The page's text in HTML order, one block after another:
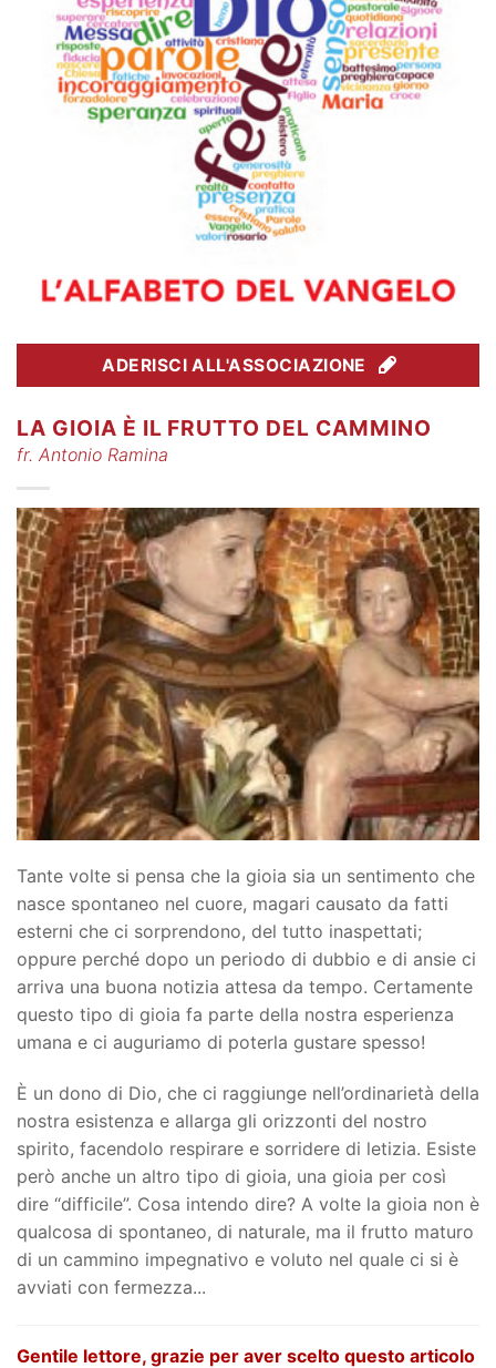
ADERISCI ALL'ASSOCIAZIONE
LA GIOIA È IL FRUTTO DEL CAMMINO
fr. Antonio Ramina
Tante volte si pensa che la gioia sia un sentimento che
nasce spontaneo nel cuore, magari causato da fatti
esterni che ci sorprendono, del tutto inaspettati;
oppure perché dopo un periodo di dubbio e di ansie ci
arriva una buona notizia attesa da tempo. Certamente
questo tipo di gioia fa parte della nostra esperienza
umana e ci auguriamo di poterla gustare spesso!
È un dono di Dio, che ci raggiunge nell’ordinarietà della
nostra esistenza e allarga gli orizzonti del nostro
spirito, facendolo respirare e sorridere di letizia. Esiste
però anche un altro tipo di gioia, una gioia per così
dire “difficile”. Cosa intendo dire? A volte la gioia non è
qualcosa di spontaneo, di naturale, ma il frutto maturo
di un cammino impegnativo e voluto nel quale ci si è
avviati con fermezza...
Gentile lettore, grazie per aver scelto questo articolo